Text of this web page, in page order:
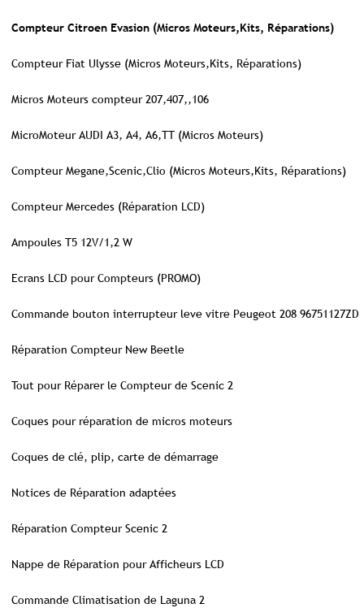
Compteur Citroen Evasion (Micros Moteurs,Kits, Réparations)
Compteur Fiat Ulysse (Micros Moteurs,Kits, Réparations)
Micros Moteurs compteur 207,407,,106
MicroMoteur AUDI A3, A4, A6,TT (Micros Moteurs)
Compteur Megane,Scenic,Clio (Micros Moteurs,Kits, Réparations)
Compteur Mercedes (Réparation LCD)
Ampoules T5 12V/1,2 W
Ecrans LCD pour Compteurs (PROMO)
Commande bouton interrupteur leve vitre Peugeot 208 96751127ZD
Réparation Compteur New Beetle
Tout pour Réparer le Compteur de Scenic 2
Coques pour réparation de micros moteurs
Coques de clé, plip, carte de démarrage
Notices de Réparation adaptées
Réparation Compteur Scenic 2
Nappe de Réparation pour Afficheurs LCD
Commande Climatisation de Laguna 2